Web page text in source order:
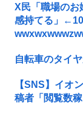
X民「職場のお
感持てる」
自転車のタイ
【SNS】イオ
稿者「閲覧数